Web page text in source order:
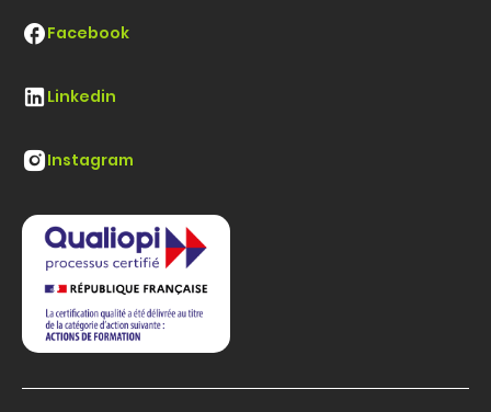
Facebook
Linkedin
Instagram